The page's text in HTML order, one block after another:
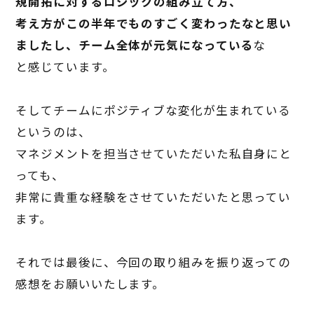
考え方がこの半年でものすごく変わったなと思い
ましたし、チーム全体が元気になっている な
と感じています。
そしてチームにポジティブな変化が生まれている
というのは、
マネジメントを担当させていただいた私自身にと
っても、
非常に貴重な経験をさせていただいたと思ってい
ます。
それでは最後に、今回の取り組みを振り返っての
感想をお願いいたします。